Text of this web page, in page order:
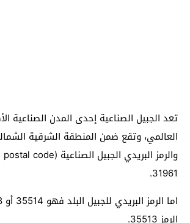
تعد الجبيل الصناعية إحدى المدن الصناعية
العالمي، وتقع ضمن المنطقة الشرقية
31961.
الرمز 35513.